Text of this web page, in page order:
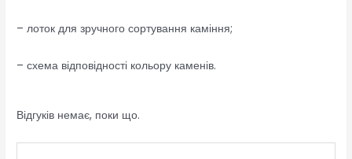
– лоток для зручного сортування каміння;
– схема відповідності кольору каменів.
Відгуків немає, поки що.